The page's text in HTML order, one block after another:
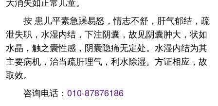
按 患儿平素急躁易怒，情志不舒，肝气郁结，疏
泄失职，水湿内结，下注阴囊，故见阴囊肿大，状如
水晶，触之囊性感，阴囊隐痛无定处。水湿内结为其
主要病机，治当疏肝理气，利水除湿。方证相应，故
取效。
咨询电话： 010-87876186